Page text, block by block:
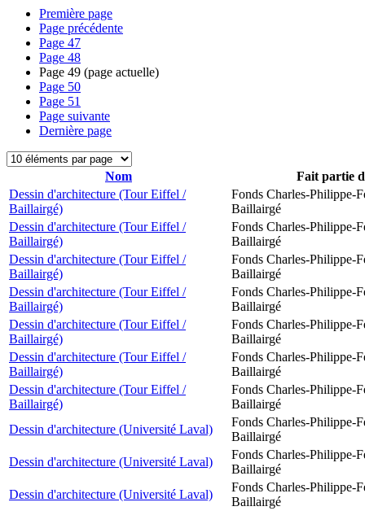
Première page
Page précédente
Page 47
Page 48
Page 49 (page actuelle)
Page 50
Page 51
Page suivante
Dernière page
Nom
Fait partie
Dessin d'architecture (Tour Eiffel /
Baillairgé)
Fonds Charles-Philippe-
Baillairgé
Dessin d'architecture (Tour Eiffel /
Baillairgé)
Fonds Charles-Philippe-
Baillairgé
Dessin d'architecture (Tour Eiffel /
Baillairgé)
Fonds Charles-Philippe-
Baillairgé
Dessin d'architecture (Tour Eiffel /
Baillairgé)
Fonds Charles-Philippe-
Baillairgé
Dessin d'architecture (Tour Eiffel /
Baillairgé)
Fonds Charles-Philippe-
Baillairgé
Dessin d'architecture (Tour Eiffel /
Baillairgé)
Fonds Charles-Philippe-
Baillairgé
Dessin d'architecture (Tour Eiffel /
Baillairgé)
Fonds Charles-Philippe-
Baillairgé
Dessin d'architecture (Université Laval)
Fonds Charles-Philippe-
Baillairgé
Dessin d'architecture (Université Laval)
Fonds Charles-Philippe-
Baillairgé
Dessin d'architecture (Université Laval)
Fonds Charles-Philippe-
Baillairgé